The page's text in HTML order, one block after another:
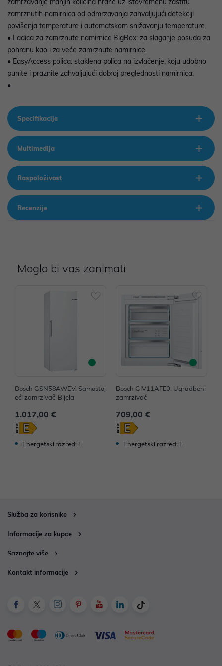
zamrzavanje manjih količina hrane uz istovremenu zaštitu
zamrznutih namirnica od odmrzavanja zahvaljujući detekciji
povišenja temperature i automatskom snižavanju temperature.
• Ladica za zamrznute namirnice BigBox: za slaganje posuda za
pohranu kao i za veće zamrznute namirnice.
• EasyAccess polica: staklena polica na izvlačenje, koju udobno
punite i praznite zahvaljujući dobroj preglednosti namirnica.
•
Specifikacija
Multimedija
Raspoloživost
Recenzije
Moglo bi vas zanimati
Bosch GSN58AWEV, Samostoj
eći zamrzivač, Bijela
1.017,00 €
Energetski razred: E
Bosch GIV11AFE0, Ugradbeni
zamrzivač
709,00 €
Energetski razred: E
Služba za korisnike
Informacije za kupce
Saznajte više
Kontakt informacije